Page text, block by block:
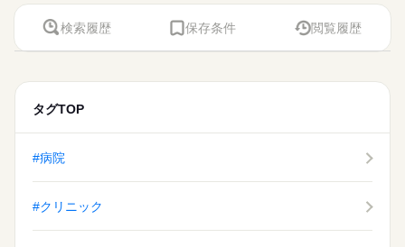
検索履歴 保存条件 閲覧履歴
タグTOP
#病院
#クリニック